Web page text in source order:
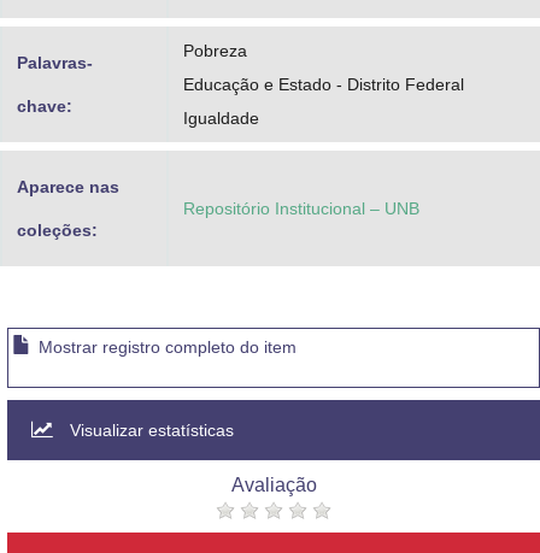
Palavras-
chave:
Pobreza
Educação e Estado - Distrito Federal
Igualdade
Aparece nas
coleções:
Repositório Institucional – UNB
Mostrar registro completo do item
Visualizar estatísticas
Avaliação